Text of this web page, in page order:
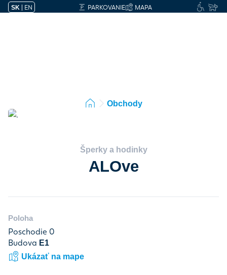
SK | EN PARKOVANIE MAPA
Obchody
Šperky a hodinky
ALOve
Poloha
Poschodie 0
Budova E1
Ukázať na mape